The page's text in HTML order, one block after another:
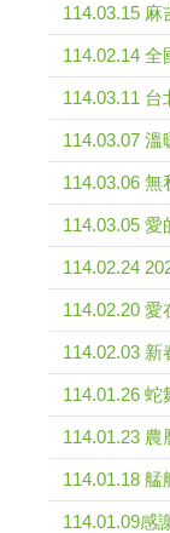
114.03.15
114.02.14
114.03.11
114.03.07 溫
114.03.06 無
114.03.05
114.02.24
114.02.20
114.02.03
114.01.26
114.01.23
114.01.18 艋
114.01.09感